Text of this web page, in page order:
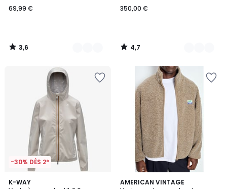
€.
69,99 €
3,6
/
350,00 €
4,7
/
-30% DÈS 2*
K-WAY
3
AMERICAN VINTAGE
4